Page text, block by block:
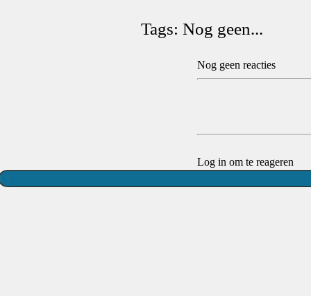
Tags: Nog geen...
Nog geen reacties
Log in om te reageren